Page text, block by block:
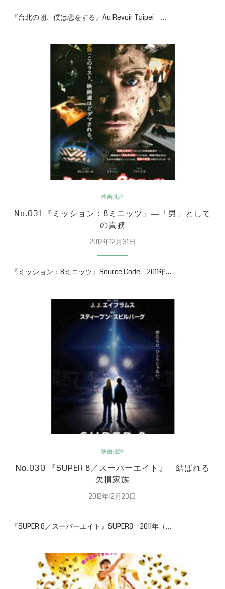
『台北の朝、僕は恋をする』Au Revoir Taipei …
映画批評
No.031 『ミッション：8ミニッツ』―「男」として
の責務
2012年12月31日
『ミッション：8ミニッツ』Source Code 2011年…
映画批評
No.030 『SUPER 8／スーパーエイト』―結ばれる
欠損家族
2012年12月23日
『SUPER 8／スーパーエイト』SUPER8 2011年（…